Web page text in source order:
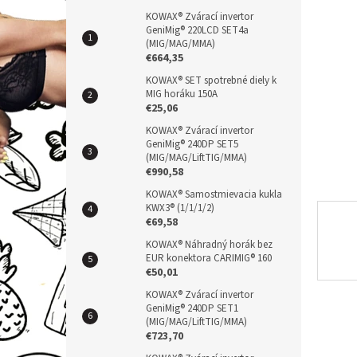
n
e
l
KOWAX® Zvárací invertor
GeniMig® 220LCD SET4a
(MIG/MAG/MMA)
€664,35
KOWAX® SET spotrebné diely k
MIG horáku 150A
€25,06
KOWAX® Zvárací invertor
GeniMig® 240DP SET5
(MIG/MAG/LiftTIG/MMA)
€990,58
KOWAX® Samostmievacia kukla
KWX3® (1/1/1/2)
€69,58
KOWAX® Náhradný horák bez
EUR konektora CARIMIG® 160
€50,01
KOWAX® Zvárací invertor
GeniMig® 240DP SET1
(MIG/MAG/LiftTIG/MMA)
€723,70